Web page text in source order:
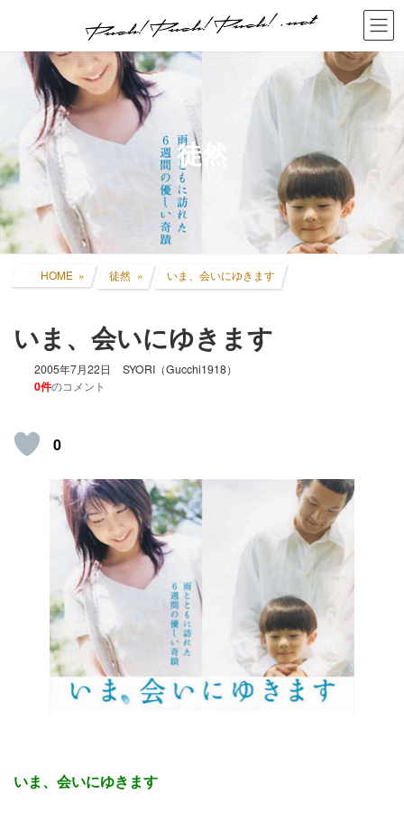
ッ
プ
移
動
徒然
HOME 徒然 いま、会いにゆきます
いま、会いにゆきます
2005年7月22日 SYORI（Gucchi1918）
0件のコメント
0
いま、会いにゆきます